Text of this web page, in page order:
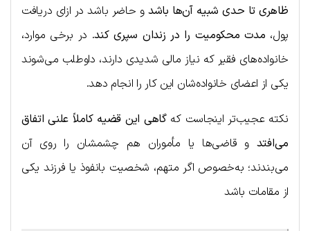
ظاهری تا حدی شبیه آن‌ها باشد و حاضر باشد در ازای دریافت
پول، مدت محکومیت را در زندان سپری کند. در برخی موارد،
خانواده‌های فقیر که نیاز مالی شدیدی دارند، داوطلب می‌شوند
یکی از اعضای خانواده‌شان این کار را انجام دهد.
نکته عجیب‌تر اینجاست کهگاهی این قضیه کاملاً علنی اتفاق
می‌افتد و قاضی‌ها یا مأموران هم چشمشان را روی آن
می‌بندند؛ به‌خصوص اگر متهم، شخصیت بانفوذ یا فرزند یکی
از مقامات باشد